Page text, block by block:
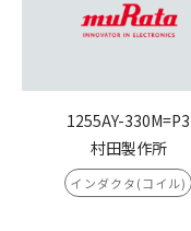
1255AY-330M=P3
村田製作所
インダクタ(コイル)